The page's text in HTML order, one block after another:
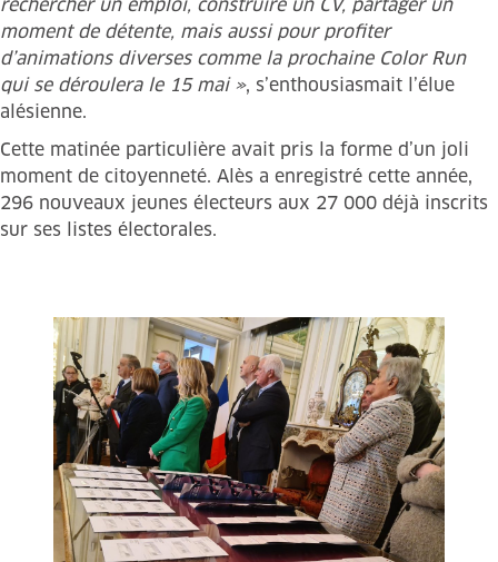
rechercher un emploi, construire un CV, partager un
moment de détente, mais aussi pour profiter
d’animations diverses comme la prochaine Color Run
qui se déroulera le 15 mai », s’enthousiasmait l’élue
alésienne.
Cette matinée particulière avait pris la forme d’un joli
moment de citoyenneté. Alès a enregistré cette année,
296 nouveaux jeunes électeurs aux 27 000 déjà inscrits
sur ses listes électorales.